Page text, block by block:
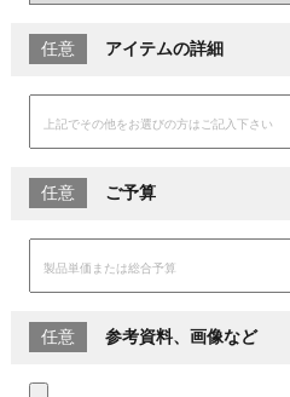
任意 アイテムの詳細
任意 ご予算
任意 参考資料、画像など